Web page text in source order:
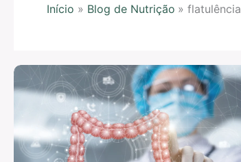
Início Blog de Nutrição flatulência
localização
gases
nos